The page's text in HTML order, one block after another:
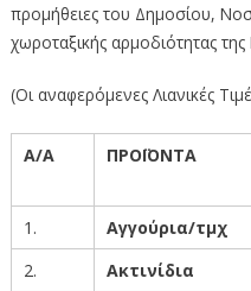
προμήθειες του Δημοσίου,
χωροταξικής αρμοδιότητας
(Οι αναφερόμενες Λιανικές
Α/Α ΠΡΟΪΟΝΤΑ
1.
Αγγούρια/τμχ
2.
Ακτινίδια